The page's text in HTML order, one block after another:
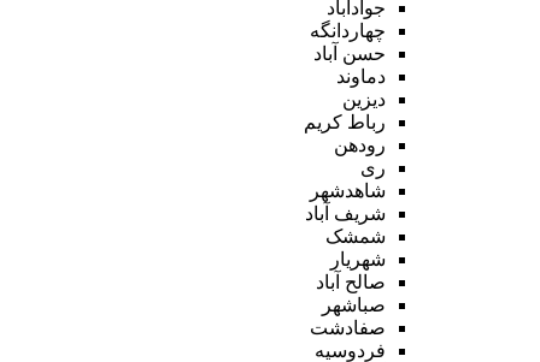
جوادآباد
چهاردانگه
حسن آباد
دماوند
دیزین
رباط کریم
رودهن
ری
شاهدشهر
شریف آباد
شمشک
شهریار
صالح آباد
صباشهر
صفادشت
فردوسیه